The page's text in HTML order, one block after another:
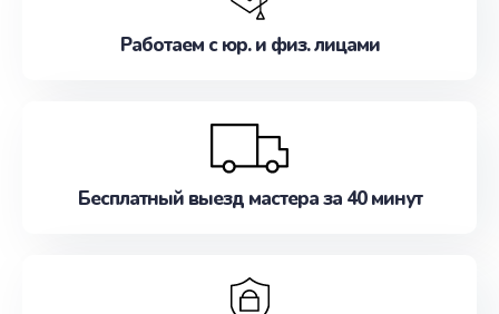
Работаем с юр. и физ. лицами
Бесплатный выезд мастера за 40 минут